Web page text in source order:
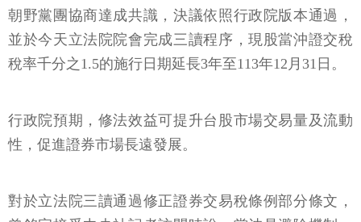
朝野黨團協商達成共識，決議依照行政院版本通過，
並於今天立法院院會完成三讀程序，現股當沖證交稅
稅率千分之1.5的施行日期延長3年至113年12月31日。
行政院預期，修法效益可提升台股市場交易量及流動
性，促進證券市場長遠發展。
對於立法院三讀通過修正證券交易稅條例部分條文，